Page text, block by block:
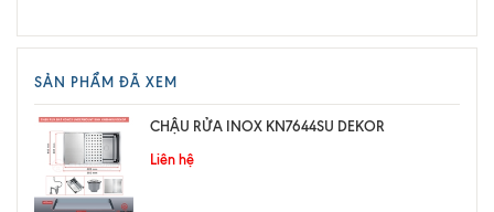
SẢN PHẨM ĐÃ XEM
CHẬU RỬA INOX KN7644SU DEKOR
Liên hệ